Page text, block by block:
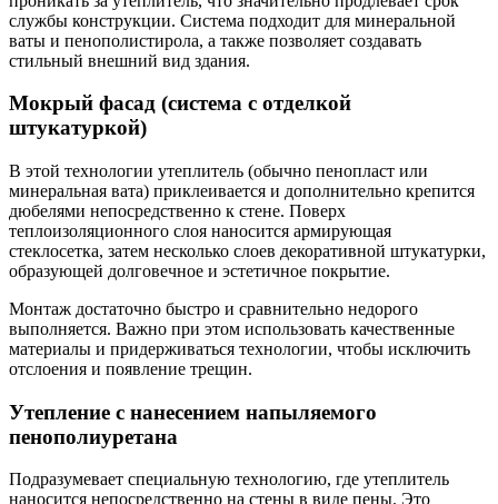
службы конструкции. Система подходит для минеральной
ваты и пенополистирола, а также позволяет создавать
стильный внешний вид здания.
Мокрый фасад (система с отделкой
штукатуркой)
В этой технологии утеплитель (обычно пенопласт или
минеральная вата) приклеивается и дополнительно крепится
дюбелями непосредственно к стене. Поверх
теплоизоляционного слоя наносится армирующая
стеклосетка, затем несколько слоев декоративной штукатурки,
образующей долговечное и эстетичное покрытие.
Монтаж достаточно быстро и сравнительно недорого
выполняется. Важно при этом использовать качественные
материалы и придерживаться технологии, чтобы исключить
отслоения и появление трещин.
Утепление с нанесением напыляемого
пенополиуретана
Подразумевает специальную технологию, где утеплитель
наносится непосредственно на стены в виде пены. Это